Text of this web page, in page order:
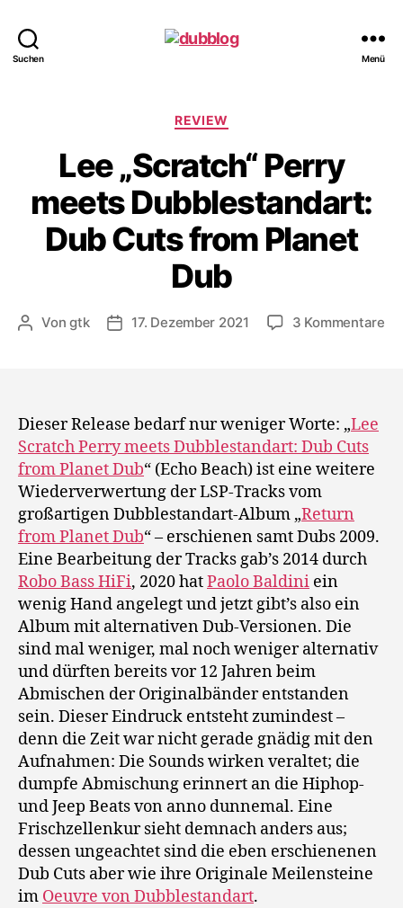
Suchen Menü
Kategorien
REVIEW
Lee „Scratch“ Perry
meets Dubblestandart:
Dub Cuts from Planet
Dub
Beitragsautor
Vongtk Veröffentlichungsdatum
17. Dezember 2021 3 Kommentarezu
Dieser Release bedarf nur weniger Worte: „Lee
Scratch Perry meets Dubblestandart: Dub Cuts
from Planet Dub“ (Echo Beach) ist eine weitere
Wiederverwertung der LSP-Tracks vom
großartigen Dubblestandart-Album „Return
from Planet Dub“ – erschienen samt Dubs 2009.
Eine Bearbeitung der Tracks gab’s 2014 durch
Robo Bass HiFi, 2020 hatPaolo Baldini ein
wenig Hand angelegt und jetzt gibt’s also ein
Album mit alternativen Dub-Versionen. Die
sind mal weniger, mal noch weniger alternativ
und dürften bereits vor 12 Jahren beim
Abmischen der Originalbänder entstanden
sein. Dieser Eindruck entsteht zumindest –
denn die Zeit war nicht gerade gnädig mit den
Aufnahmen: Die Sounds wirken veraltet; die
dumpfe Abmischung erinnert an die Hiphop-
und Jeep Beats von anno dunnemal. Eine
Frischzellenkur sieht demnach anders aus;
dessen ungeachtet sind die eben erschienenen
Dub Cuts aber wie ihre Originale Meilensteine
im Oeuvre von Dubblestandart.